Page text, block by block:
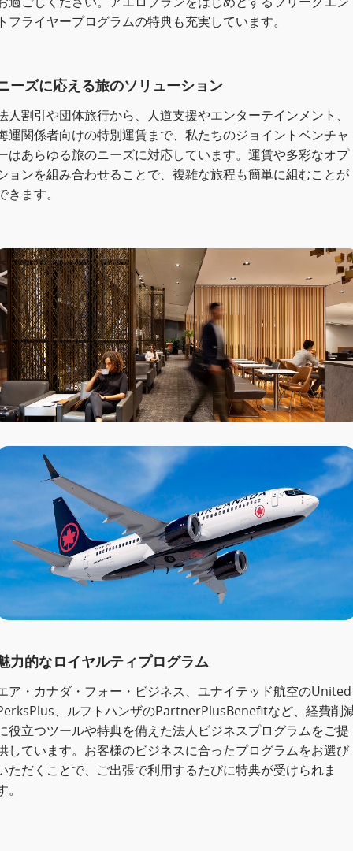
フライヤープログラムの特典も充実しています。
ーズに応える旅のソリューション
人割引や団体旅行から、人道支援やエンターテインメント、
運関係者向けの特別運賃まで、私たちのジョイントベンチャ
はあらゆる旅のニーズに対応しています。運賃や多彩なオプ
ョンを組み合わせることで、複雑な旅程も簡単に組むことが
きます。
力的なロイヤルティプログラム
ア・カナダ・フォー・ビジネス、ユナイテッド航空のUnited
、ルフトハンザのPartnerPlusBenefitなど、経費削
役立つツールや特典を備えた法人ビジネスプログラムをご提
しています。お客様のビジネスに合ったプログラムをお選び
ただくことで、ご出張で利用するたびに特典が受けられま
。